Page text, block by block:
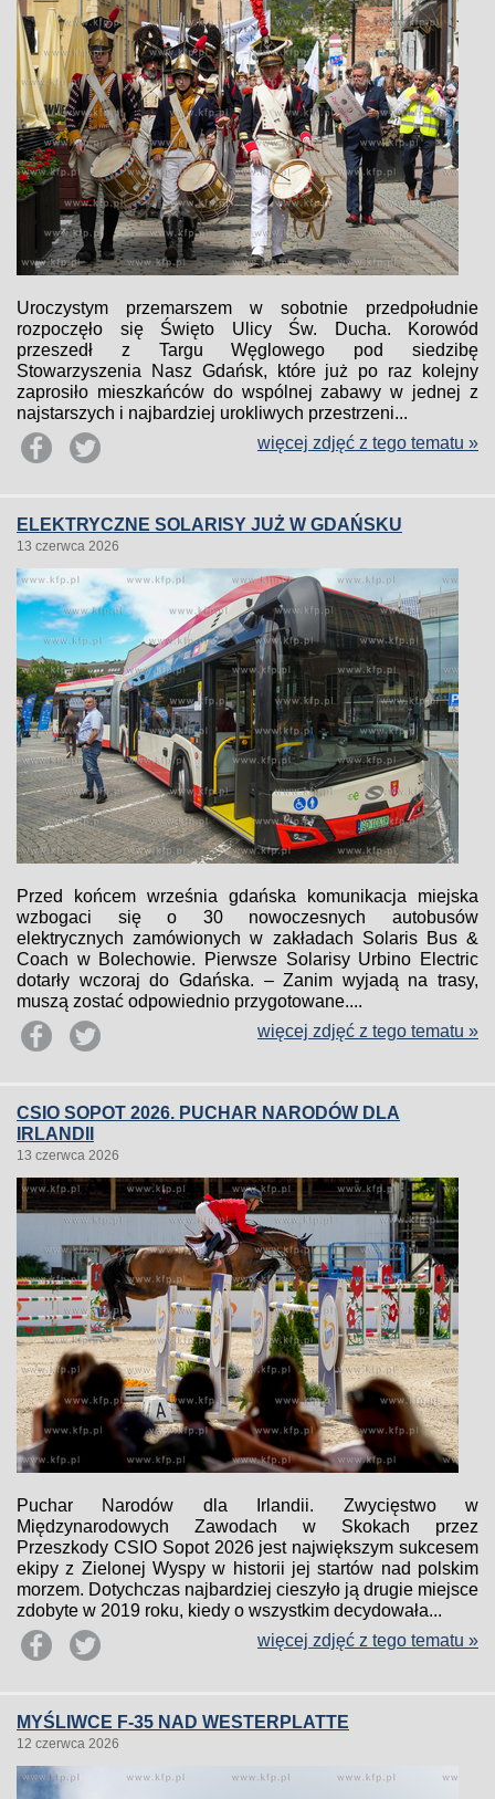
Uroczystym przemarszem w sobotnie przedpołudnie
rozpoczęło się Święto Ulicy Św. Ducha. Korowód
przeszedł z Targu Węglowego pod siedzibę
Stowarzyszenia Nasz Gdańsk, które już po raz kolejny
zaprosiło mieszkańców do wspólnej zabawy w jednej z
najstarszych i najbardziej urokliwych przestrzeni...
więcej zdjęć z tego tematu »
ELEKTRYCZNE SOLARISY JUŻ W GDAŃSKU
13 czerwca 2026
Przed końcem września gdańska komunikacja miejska
wzbogaci się o 30 nowoczesnych autobusów
elektrycznych zamówionych w zakładach Solaris Bus &
Coach w Bolechowie. Pierwsze Solarisy Urbino Electric
dotarły wczoraj do Gdańska. – Zanim wyjadą na trasy,
muszą zostać odpowiednio przygotowane....
więcej zdjęć z tego tematu »
CSIO SOPOT 2026. PUCHAR NARODÓW DLA
IRLANDII
13 czerwca 2026
Puchar Narodów dla Irlandii. Zwycięstwo w
Międzynarodowych Zawodach w Skokach przez
Przeszkody CSIO Sopot 2026 jest największym sukcesem
ekipy z Zielonej Wyspy w historii jej startów nad polskim
morzem. Dotychczas najbardziej cieszyło ją drugie miejsce
zdobyte w 2019 roku, kiedy o wszystkim decydowała...
więcej zdjęć z tego tematu »
MYŚLIWCE F-35 NAD WESTERPLATTE
12 czerwca 2026